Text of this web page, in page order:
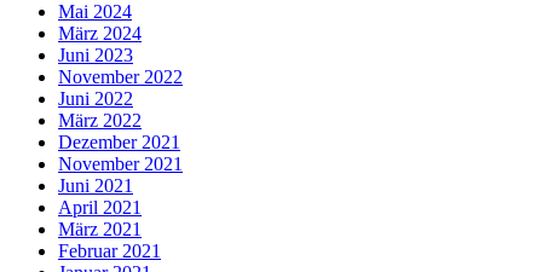
Mai 2024
März 2024
Juni 2023
November 2022
Juni 2022
März 2022
Dezember 2021
November 2021
Juni 2021
April 2021
März 2021
Februar 2021